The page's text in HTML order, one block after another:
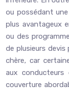
ou possédant
plus avantageux
ou des
de plusieurs
chère, car
aux conducteurs
couverture